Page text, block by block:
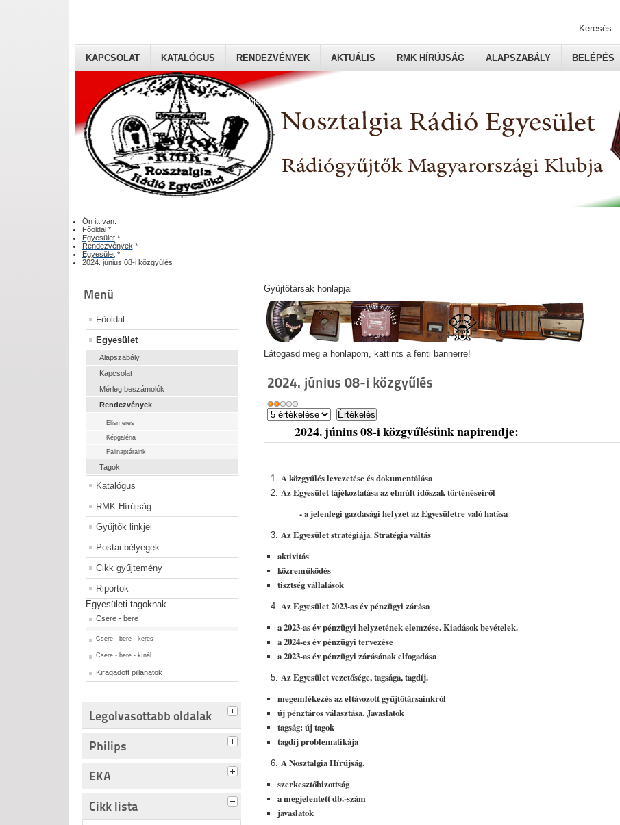
Rádiógyűjtők Magyaroszági Klubja
KAPCSOLAT KATALÓGUS RENDEZVÉNYEK AKTUÁLIS RMK HÍRÚJSÁG ALAPSZABÁLY BELÉPÉS
Keresés...
Ön itt van:
Főoldal *
Egyesület *
Rendezvények *
Egyesület *
2024. június 08-i közgyűlés
Menü
Főoldal
Egyesület
Alapszabály
Kapcsolat
Mérleg beszámolók
Rendezvények
Elismerés
Képgaléria
Falinaptáraink
Tagok
Katalógus
RMK Hírújság
Gyűjtők linkjei
Postai bélyegek
Cikk gyűjtemény
Riportok
Egyesületi tagoknak
Csere - bere
Csere - bere - keres
Csere - bere - kínál
Kiragadott pillanatok
Legolvasottabb oldalak
Philips
EKA
Cikk lista
Gyűjtőtársak honlapjai
Látogasd meg a honlapom, kattints a fenti bannerre!
2024. június 08-i közgyűlés
2024. június 08-i közgyűlésünk napirendje:
A közgyűlés levezetése és dokumentálása
Az Egyesület tájékoztatása az elmúlt időszak történéseiről
- a jelenlegi gazdasági helyzet az Egyesületre való hatása
Az Egyesület stratégiája. Stratégia váltás
aktivitás
közreműködés
tisztség vállalások
Az Egyesület 2023-as év pénzügyi zárása
a 2023-as év pénzügyi helyzetének elemzése. Kiadások bevételek.
a 2024-es év pénzügyi tervezése
a 2023-as év pénzügyi zárásának elfogadása
Az Egyesület vezetősége, tagsága, tagdíj.
megemlékezés az eltávozott gyűjtőtársainkról
új pénztáros választása. Javaslatok
tagság: új tagok
tagdíj problematikája
A Nosztalgia Hírújság.
szerkesztőbizottság
a megjelentett db.-szám
javaslatok